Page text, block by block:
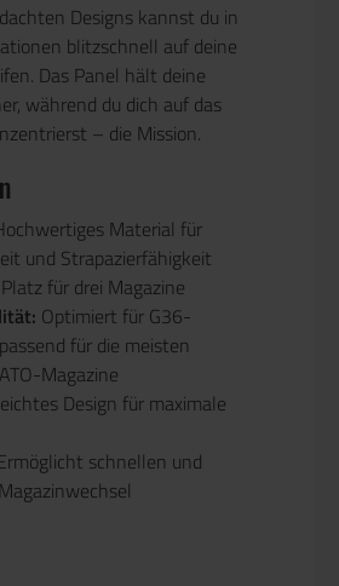
Designs kannst du in
blitzschnell auf deine
Das Panel hält deine
während du dich auf das
– die Mission.
Material für
und Strapazierfähigkeit
Platz für drei Magazine
Optimiert für G36-
für die meisten
Magazine
Design für maximale
schnellen und